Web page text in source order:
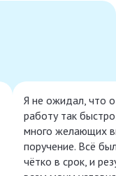
Я не ожидал, что
работу так
много желающих
поручение. Всё
чётко в срок, и